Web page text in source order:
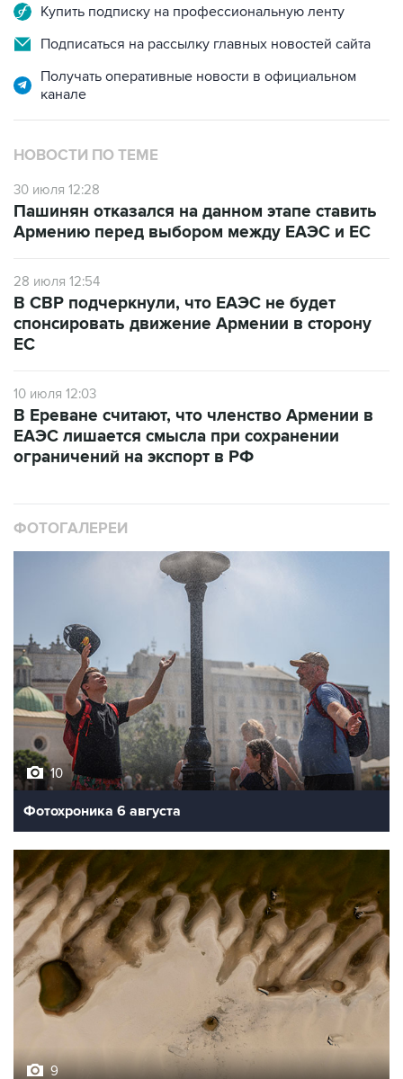
Купить подписку на профессиональную ленту
Подписаться на рассылку главных новостей сайта
Получать оперативные новости в официальном
канале
НОВОСТИ ПО ТЕМЕ
30 июля 12:28
Пашинян отказался на данном этапе ставить
Армению перед выбором между ЕАЭС и ЕС
28 июля 12:54
В СВР подчеркнули, что ЕАЭС не будет
спонсировать движение Армении в сторону
ЕС
10 июля 12:03
В Ереване считают, что членство Армении в
ЕАЭС лишается смысла при сохранении
ограничений на экспорт в РФ
ФОТОГАЛЕРЕИ
10
Фотохроника 6 августа
9